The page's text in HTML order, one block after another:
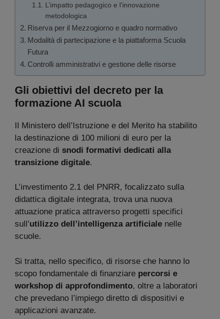
L’impatto pedagogico e l’innovazione
metodologica
Riserva per il Mezzogiorno e quadro normativo
Modalità di partecipazione e la piattaforma Scuola
Futura
Controlli amministrativi e gestione delle risorse
Gli obiettivi del decreto per la
formazione AI scuola
Il Ministero dell’Istruzione e del Merito ha stabilito
la destinazione di 100 milioni di euro per la
creazione di snodi formativi dedicati alla
transizione digitale.
L’investimento 2.1 del PNRR, focalizzato sulla
didattica digitale integrata, trova una nuova
attuazione pratica attraverso progetti specifici
sull’utilizzo dell’intelligenza artificiale nelle
scuole.
Si tratta, nello specifico, di risorse che hanno lo
scopo fondamentale di finanziare percorsi e
workshop di approfondimento, oltre a laboratori
che prevedano l’impiego diretto di dispositivi e
applicazioni avanzate.